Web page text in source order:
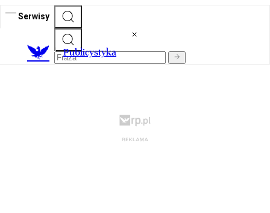
Serwisy
Publicystyka